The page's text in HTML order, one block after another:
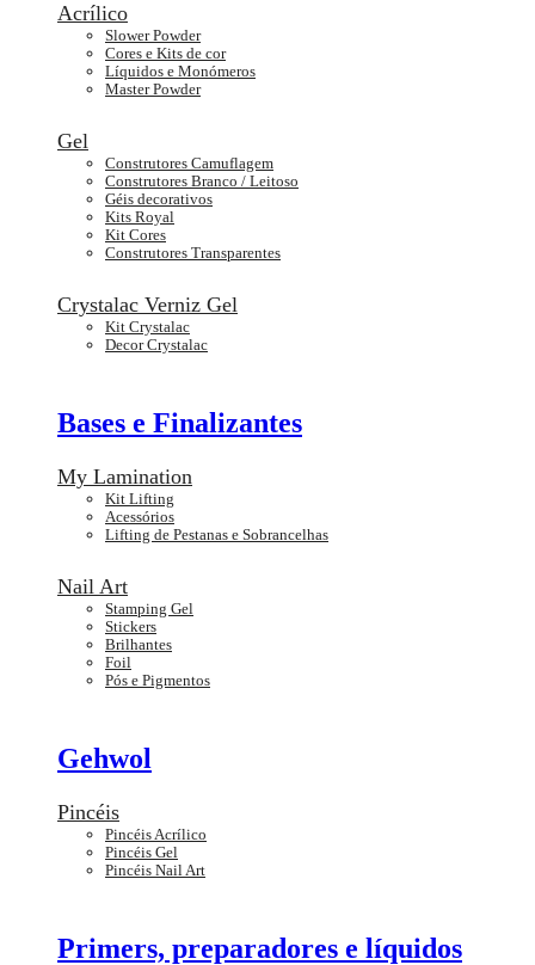
Acrílico
Slower Powder
Cores e Kits de cor
Líquidos e Monómeros
Master Powder
Gel
Construtores Camuflagem
Construtores Branco / Leitoso
Géis decorativos
Kits Royal
Kit Cores
Construtores Transparentes
Crystalac Verniz Gel
Kit Crystalac
Decor Crystalac
Bases e Finalizantes
My Lamination
Kit Lifting
Acessórios
Lifting de Pestanas e Sobrancelhas
Nail Art
Stamping Gel
Stickers
Brilhantes
Foil
Pós e Pigmentos
Gehwol
Pincéis
Pincéis Acrílico
Pincéis Gel
Pincéis Nail Art
Primers, preparadores e líquidos